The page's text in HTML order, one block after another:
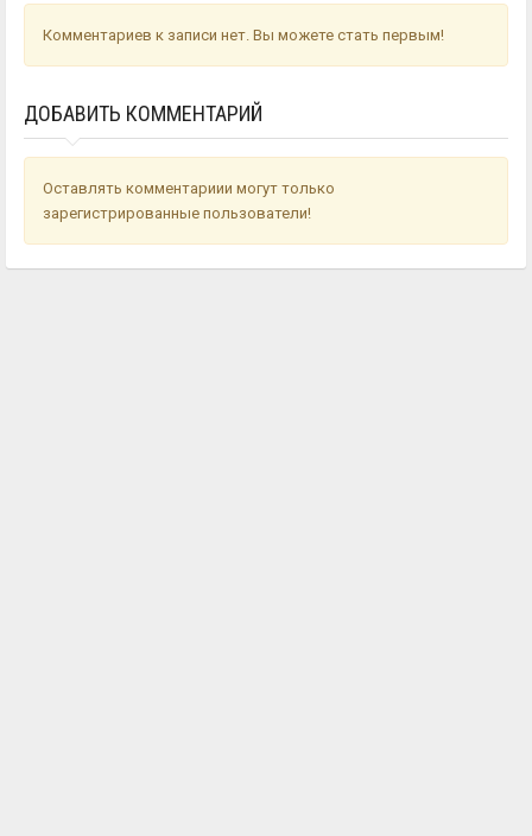
Комментариев к записи нет. Вы можете стать первым!
ДОБАВИТЬ КОММЕНТАРИЙ
Оставлять комментариии могут только
зарегистрированные пользователи!